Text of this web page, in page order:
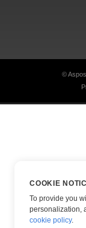
©
COOKIE
To provide you
personalization,
cookie policy.